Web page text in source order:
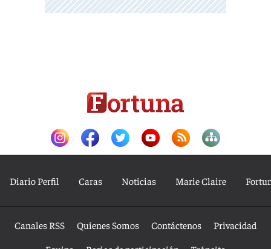
Diario Perfil Caras Noticias Marie Claire
Canales RSS Quienes Somos Contáctenos
Privacidad